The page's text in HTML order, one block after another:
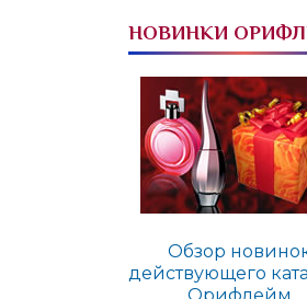
НОВИНКИ
Обзор
действующего